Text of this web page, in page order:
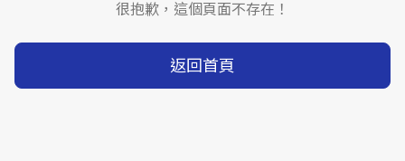
很抱歉，這個頁面不存在！
返回首頁